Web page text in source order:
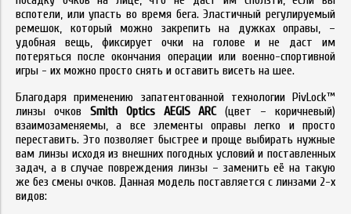
вспотели, или упасть во время бега. Эластичный регулируемый
ремешок, который можно закрепить на дужках оправы, –
удобная вещь, фиксирует очки на голове и не даст им
потеряться после окончания операции или военно-спортивной
игры - их можно просто снять и оставить висеть на шее.
Благодаря применению запатентованной технологии PivLock™
линзы очков Smith Optics AEGIS ARC(цвет – коричневый)
взаимозаменяемы, а все элементы оправы легко и просто
переставить. Это позволяет быстрее и проще выбирать нужные
вам линзы исходя из внешних погодных условий и поставленных
задач, а в случае повреждения линзы – заменить её на такую
же без смены очков. Данная модель поставляется с линзами 2-х
видов: